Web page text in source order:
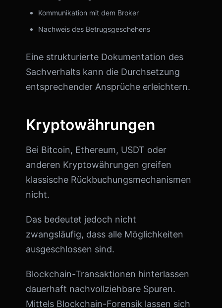
Kommunikation mit dem Broker
Nachweis des Betrugsgeschehens
Eine strukturierte Dokumentation des
Sachverhalts kann die Durchsetzung
entsprechender Ansprüche erleichtern.
Kryptowährungen
Bei Bitcoin, Ethereum, USDT oder
anderen Kryptowährungen greifen
klassische Rückbuchungsmechanismen
nicht.
Das bedeutet jedoch nicht
zwangsläufig, dass alle Möglichkeiten
ausgeschlossen sind.
Blockchain-Transaktionen hinterlassen
dauerhaft nachvollziehbare Spuren.
Mittels Blockchain-Forensik lassen sich